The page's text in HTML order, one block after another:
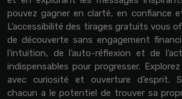
pouvez gagner en clarté, en confiance
L’accessibilité des tirages gratuits vous
de découverte sans engagement
l’intuition, de l’auto-réflexion et de
indispensables pour progresser. Explorez
avec curiosité et ouverture d’esprit.
chacun a le potentiel de trouver sa